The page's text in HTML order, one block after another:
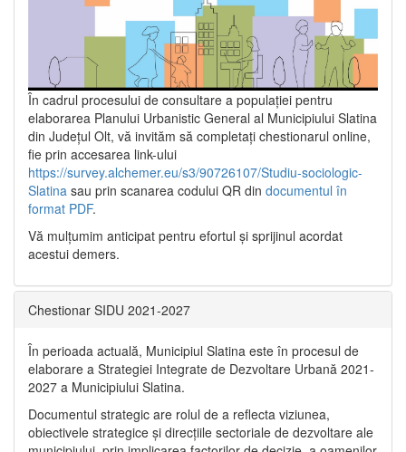
În cadrul procesului de consultare a populaţiei pentru
elaborarea Planului Urbanistic General al Municipiului Slatina
din Județul Olt, vă invităm să completați chestionarul online,
fie prin accesarea link-ului
https://survey.alchemer.eu/s3/90726107/Studiu-sociologic-
Slatina sau prin scanarea codului QR din documentul în
format PDF.
Vă mulţumim anticipat pentru efortul şi sprijinul acordat
acestui demers.
Chestionar SIDU 2021-2027
În perioada actuală, Municipiul Slatina este în procesul de
elaborare a Strategiei Integrate de Dezvoltare Urbană 2021‐
2027 a Municipiului Slatina.
Documentul strategic are rolul de a reflecta viziunea,
obiectivele strategice și direcțiile sectoriale de dezvoltare ale